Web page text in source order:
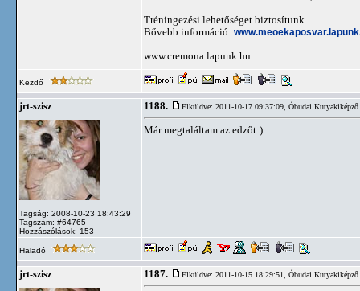
Tréningezési lehetőséget biztosítunk.
Bővebb információ:
www.cremona.lapunk.hu
Kezdő
jrt-szisz
Tagság: 2008-10-23 18:43:29
Tagszám: #64765
Hozzászólások: 153
1188. Elküldve: 2011-10-17 09:37:09, Óbudai
Már megtaláltam az edzőt:)
Haladó
jrt-szisz 1187. Elküldve: 2011-10-15 18:29:51, Óbudai